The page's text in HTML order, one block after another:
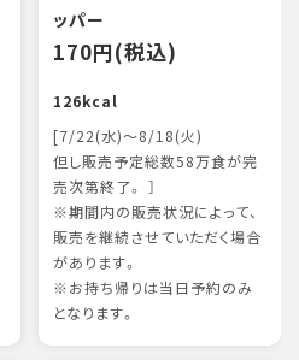
ッパー
170円(税込)
126kcal
[7/22(水)～8/18(火)
但し販売予定総数58万食が完
売次第終了。 ］
※期間内の販売状況によって、
販売を継続させていただく場合
があります。
※お持ち帰りは当日予約のみ
となります。